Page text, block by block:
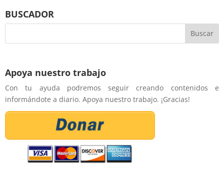
BUSCADOR
Apoya nuestro trabajo
Con tu ayuda podremos seguir creando contenidos e
informándote a diario. Apoya nuestro trabajo. ¡Gracias!